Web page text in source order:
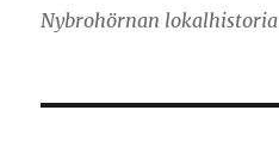
Nybrohörnan lokalhistoria